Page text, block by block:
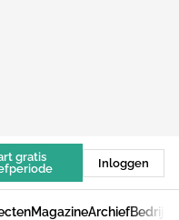
gratis
Inloggen
MagazineArchief